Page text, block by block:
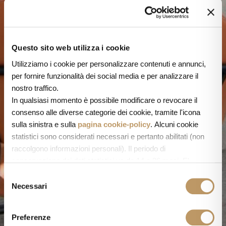
Questo sito web utilizza i cookie
Utilizziamo i cookie per personalizzare contenuti e annunci,
per fornire funzionalità dei social media e per analizzare il
nostro traffico.
In qualsiasi momento è possibile modificare o revocare il
consenso alle diverse categorie dei cookie, tramite l'icona
sulla sinistra e sulla pagina cookie-policy. Alcuni cookie
statistici sono considerati necessari e pertanto abilitati (non
raccolgono informazioni personali). Il periodo di
a: privacy@cannavacciuologroup.it.
Chiudendo questo banner tramite apposita X in alto a destra,
vengono accettati i cookie selezionati in quel momento.
S
l
e
Necessari
Preferenze